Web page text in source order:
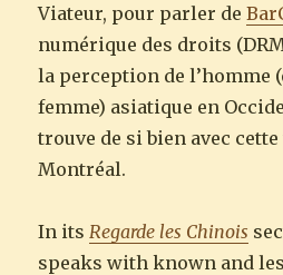
Viateur, pour parler de
numérique des droits
la perception de l’homme
femme) asiatique en
trouve de si bien avec
Montréal.
In its Regarde les Chinois
speaks with known and